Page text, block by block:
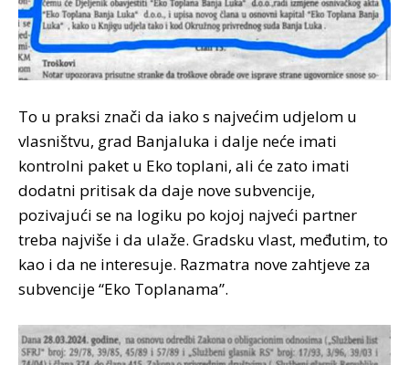
To u praksi znači da iako s najvećim udjelom u
vlasništvu, grad Banjaluka i dalje neće imati
kontrolni paket u Eko toplani, ali će zato imati
dodatni pritisak da daje nove subvencije,
pozivajući se na logiku po kojoj najveći partner
treba najviše i da ulaže. Gradsku vlast, međutim, to
kao i da ne interesuje. Razmatra nove zahtjeve za
subvencije “Eko Toplanama”.